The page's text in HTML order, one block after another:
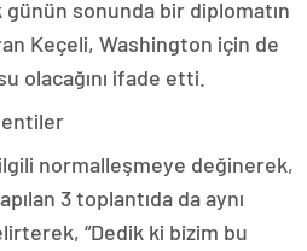
sonunda bir diplomatın
Keçeli, Washington için de
olacağını ifade etti.
normalleşmeye değinerek,
3 toplantıda da aynı
“Dedik ki bizim bu